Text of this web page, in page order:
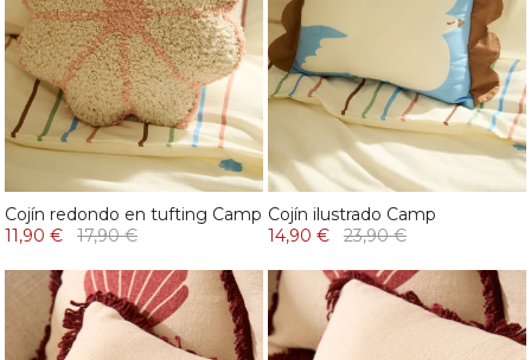
Cojín redondo en tufting Camp
11,90 €
17,90 €
Cojín ilustrado Camp
14,90 €
23,90 €